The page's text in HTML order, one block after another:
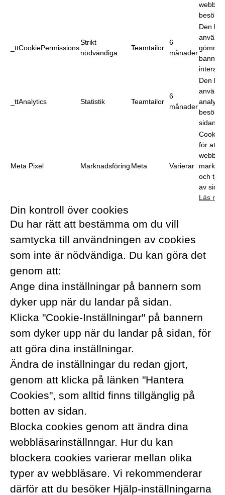
_ttCookiePermissions
Strikt
nödvändiga
Teamtailor
6
månader
Den
gömma
_ttAnalytics Statistik Teamtailor
6
månader
Den
sidan.
Meta Pixel Marknadsföring Meta Varierar
för att
och
av
Läs mer
Din kontroll över cookies
Du har rätt att bestämma om du vill
samtycka till användningen av cookies
som inte är nödvändiga. Du kan göra det
genom att:
Ange dina inställningar på bannern som
dyker upp när du landar på sidan.
Klicka "Cookie-Inställningar" på bannern
som dyker upp när du landar på sidan, för
att göra dina inställningar.
Ändra de inställningar du redan gjort,
genom att klicka på länken "Hantera
Cookies", som alltid finns tillgänglig på
botten av sidan.
Blocka cookies genom att ändra dina
webbläsarinställnngar. Hur du kan
blockera cookies varierar mellan olika
typer av webbläsare. Vi rekommenderar
därför att du besöker Hjälp-inställningarna